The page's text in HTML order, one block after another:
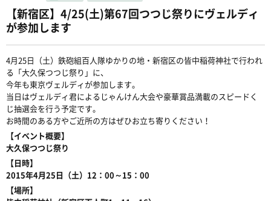
【新宿区】4/25(土)第67回つつじ祭りにヴェルディ
が参加します
4月25日（土）鉄砲組百人隊ゆかりの地・新宿区の皆中稲荷神社で行われ
る「大久保つつじ祭り」に、
今年も東京ヴェルディが参加します。
当日はヴェルディ君によるじゃんけん大会や豪華賞品満載のスピードく
じ抽選会を行う予定です。
お時間のある方やご近所の方はぜひお立ち寄りください！
【イベント概要】
大久保つつじ祭り
【日時】
2015年4月25日（土）12：00～15：00
【場所】